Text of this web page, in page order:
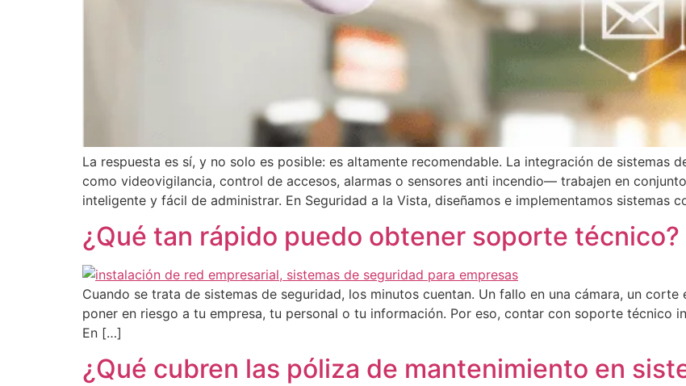
La respuesta es sí, y no solo es posible: es altamente recomendable. La integración de sistemas
como videovigilancia, control de accesos, alarmas o sensores anti incendio— trabajen en
inteligente y fácil de administrar. En Seguridad a la Vista, diseñamos e implementamos sistemas
¿Qué tan rápido puedo obtener soporte técnico?
Cuando se trata de sistemas de seguridad, los minutos cuentan. Un fallo en una cámara, un
poner en riesgo a tu empresa, tu personal o tu información. Por eso, contar con soporte técnico
En […]
¿Qué cubren las póliza de mantenimiento en